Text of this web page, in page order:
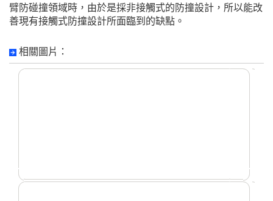
臂防碰撞領域時，由於是採非接觸式的防撞設計，所以能改
善現有接觸式防撞設計所面臨到的缺點。
相關圖片：